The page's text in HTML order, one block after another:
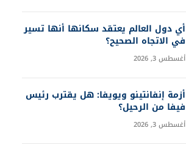
أي دول العالم يعتقد سكانها أنها تسير
في الاتجاه الصحيح؟
أغسطس 3, 2026
أزمة إنفانتينو ويويفا: هل يقترب رئيس
فيفا من الرحيل؟
أغسطس 3, 2026